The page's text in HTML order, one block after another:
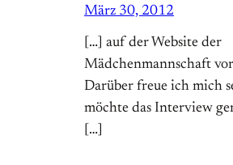
März 30, 2012
[…] auf der Website der
Mädchenmannschaft
Darüber freue ich mich
möchte das Interview
[…]